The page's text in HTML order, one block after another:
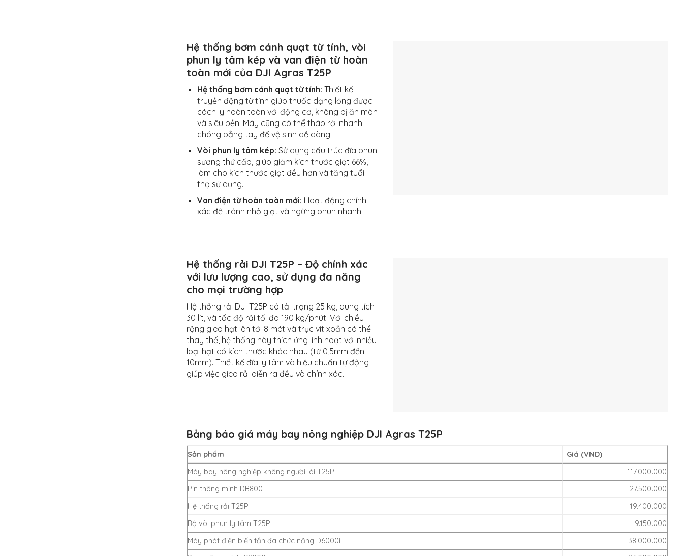
Hệ thống bơm cánh quạt từ tính, vòi
phun ly tâm kép và van điện từ hoàn
toàn mới của DJI Agras T25P
Hệ thống bơm cánh quạt từ tính: Thiết kế
truyền động từ tính giúp thuốc dạng lỏng được
cách ly hoàn toàn với động cơ, không bị ăn mòn
và siêu bền. Máy cũng có thể tháo rời nhanh
chóng bằng tay để vệ sinh dễ dàng.
Vòi phun ly tâm kép: Sử dụng cấu trúc đĩa phun
sương thứ cấp, giúp giảm kích thước giọt 66%,
làm cho kích thước giọt đều hơn và tăng tuổi
thọ sử dụng.
Van điện từ hoàn toàn mới: Hoạt động chính
xác để tránh nhỏ giọt và ngừng phun nhanh.
Hệ thống rải DJI T25P – Độ chính xác
với lưu lượng cao, sử dụng đa năng
cho mọi trường hợp
Hệ thống rải DJI T25P có tải trọng 25 kg, dung tích
30 lít, và tốc độ rải tối đa 190 kg/phút. Với chiều
rộng gieo hạt lên tới 8 mét và trục vít xoắn có thể
thay thế, hệ thống này thích ứng linh hoạt với nhiều
loại hạt có kích thước khác nhau (từ 0,5mm đến
10mm). Thiết kế đĩa ly tâm và hiệu chuẩn tự động
giúp việc gieo rải diễn ra đều và chính xác.
Bảng báo giá máy bay nông nghiệp DJI Agras T25P
Sản phẩm
Giá (VND)
Máy bay nông nghiệp không người lái T25P
117.000.000
Pin thông minh DB800
27.500.000
Hệ thống rải T25P
19.400.000
Bộ vòi phun ly tâm T25P
9.150.000
Máy phát điện biến tần đa chức năng D6000i
38.000.000